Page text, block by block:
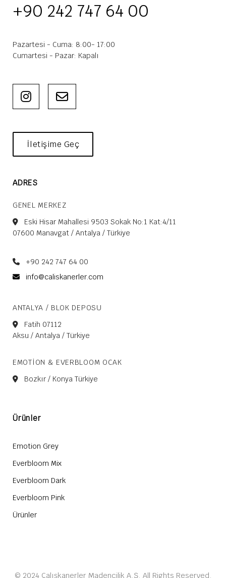
+90 242 747 64 00
Pazartesi - Cuma: 8:00- 17:00
Cumartesi - Pazar: Kapalı
İletişime Geç
ADRES
GENEL MERKEZ
Eski Hisar Mahallesi 9503 Sokak No:1 Kat:4/11
07600 Manavgat / Antalya / Türkiye
+90 242 747 64 00
info@caliskanerler.com
ANTALYA / BLOK DEPOSU
Fatih 07112
Aksu / Antalya / Türkiye
EMOTION & EVERBLOOM OCAK
Bozkır / Konya Türkiye
Ürünler
Emotion Grey
Everbloom Mix
Everbloom Dark
Everbloom Pink
Ürünler
© 2024 Çalışkanerler Madencilik A.Ş. All Rights Reserved.